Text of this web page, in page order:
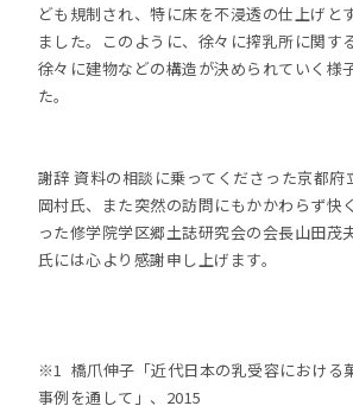
ども規制され、特に床を不浸透の仕上げと
ました。このように、徐々に搾乳所に関す
徐々に建物などの構造が決められていく様
た。
謝辞 資料の相談に乗ってくださった京都府
岡村氏、また突然の訪問にもかかわらず快
った修学院学区郷土誌研究会の会長山田茂
氏には心より感謝申し上げます。
※1 橋爪伸子「近代日本の乳受容における
事例を通して」、2015